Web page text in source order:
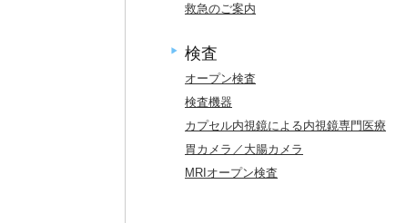
救急のご案内
検査
オープン検査
検査機器
カプセル内視鏡による内視鏡専門医療
胃カメラ／大腸カメラ
MRIオープン検査